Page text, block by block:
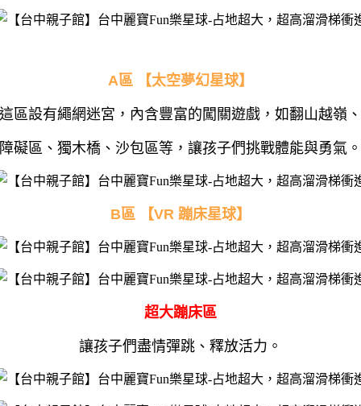
A區 【太空夢幻星球】
這區設有繩網迷宮，內含豐富的闖關遊戲， 如翻山越嶺、
障礙區、獨木橋、沙包區等， 讓孩子們挑戰體能與勇氣。
B區 【VR 蹦床星球】
超大蹦床區
讓孩子們盡情彈跳、釋放活力。